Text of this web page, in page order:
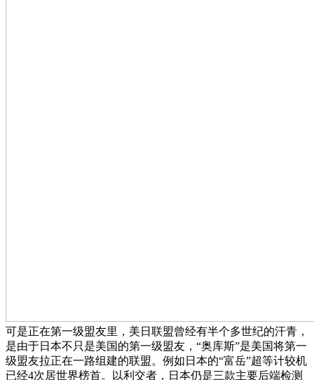
可是正在第一级盟友里，美日联盟曾经有半个多世纪的汗青，
是由于日本不只是美国的第一级盟友，“奥库斯”是美国将第一
级盟友拉正在一路组建的联盟。例如日本的“富岳”超等计较机
已经4次居世界榜首。以利交者，日本仍是三款主要后端检测